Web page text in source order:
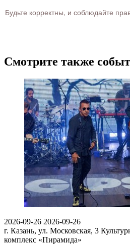
Будьте корректны, и соблюдайте
Смотрите также
2026-09-26 2026-09-26
г. Казань, ул. Московская, 3
комплекс «Пирамида»